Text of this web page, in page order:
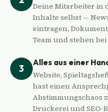
Deine Mitarbeiter in
Inhalte selbst —
eintragen,
Team und stehen
Alles aus einer
Website,
hast einen
Abstimmungschaos
Druckerei und SEO-